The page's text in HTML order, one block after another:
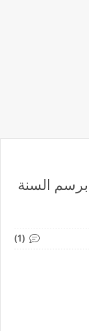
السنة
(1)